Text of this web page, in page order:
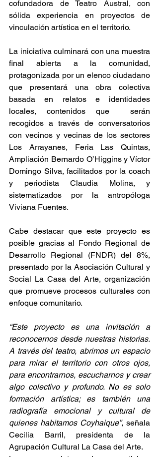
cofundadora de Teatro Austral, con
sólida experiencia en proyectos de
vinculación artística en el territorio.
La iniciativa culminará con una muestra
final abierta a la comunidad,
protagonizada por un elenco ciudadano
que presentará una obra colectiva
basada en relatos e identidades
locales, contenidos que  serán
recogidos a través de conversatorios
con vecinos y vecinas de los sectores
Los Arrayanes, Feria Las Quintas,
Ampliación Bernardo O’Higgins y Víctor
Domingo Silva, facilitados por la coach
y periodista Claudia Molina, y
sistematizados por la antropóloga
Viviana Fuentes.
Cabe destacar que este proyecto es
posible gracias al Fondo Regional de
Desarrollo Regional (FNDR) del 8%,
presentado por la Asociación Cultural y
Social La Casa del Arte, organización
que promueve procesos culturales con
enfoque comunitario.
“Este proyecto es una invitación a
reconocernos desde nuestras historias.
A través del teatro, abrimos un espacio
para mirar el territorio con otros ojos,
para encontrarnos, escucharnos y crear
algo colectivo y profundo. No es solo
formación artística; es también una
radiografía emocional y cultural de
quienes habitamos Coyhaique”, señala
Cecilia Barril, presidenta de la
Agrupación Cultural La Casa del Arte.